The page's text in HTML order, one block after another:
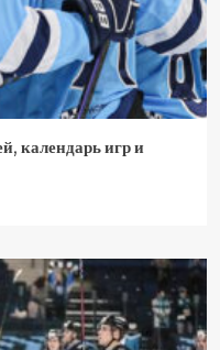
календарь игр и